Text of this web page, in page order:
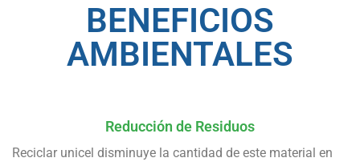
BENEFICIOS
AMBIENTALES
Reducción de Residuos
Reciclar unicel disminuye la cantidad de este material en